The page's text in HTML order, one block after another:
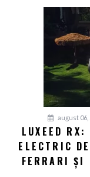
august 06,
LUXEED
ELECTRIC
FERRARI ȘI